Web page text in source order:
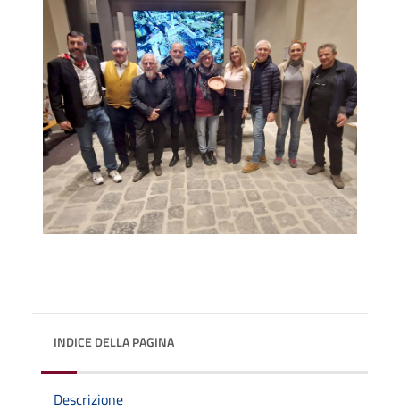
INDICE DELLA PAGINA
Descrizione